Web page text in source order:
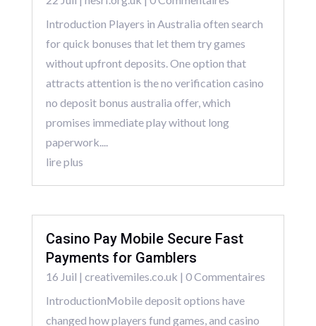
Introduction Players in Australia often search
for quick bonuses that let them try games
without upfront deposits. One option that
attracts attention is the no verification casino
no deposit bonus australia offer, which
promises immediate play without long
paperwork....
lire plus
Casino Pay Mobile Secure Fast
Payments for Gamblers
16 Juil | creativemiles.co.uk | 0 Commentaires
IntroductionMobile deposit options have
changed how players fund games, and casino